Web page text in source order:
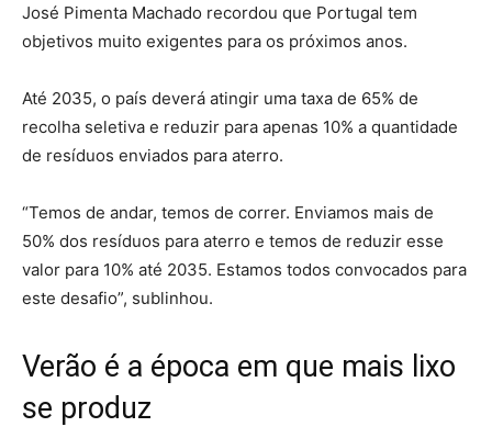
José Pimenta Machado recordou que Portugal tem
objetivos muito exigentes para os próximos anos.
Até 2035, o país deverá atingir uma taxa de 65% de
recolha seletiva e reduzir para apenas 10% a quantidade
de resíduos enviados para aterro.
“Temos de andar, temos de correr. Enviamos mais de
50% dos resíduos para aterro e temos de reduzir esse
valor para 10% até 2035. Estamos todos convocados para
este desafio”, sublinhou.
Verão é a época em que mais lixo
se produz